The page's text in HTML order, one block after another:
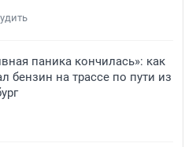
паника кончилась»: как
бензин на трассе по пути из